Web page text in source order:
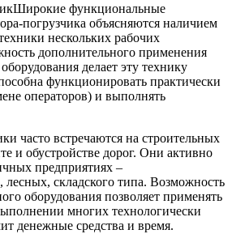
Широкие функциональные
погрузчика объясняются наличием
нескольких рабочих
дополнительного применения
делает эту технику
функционировать практически
операторов) и выполнять
часто встречаются на строительных
и обустройстве дорог. Они активно
предприятиях –
лесных, складского типа. Возможность
оборудования позволяет применять
многих технологически
денежные средства и время.